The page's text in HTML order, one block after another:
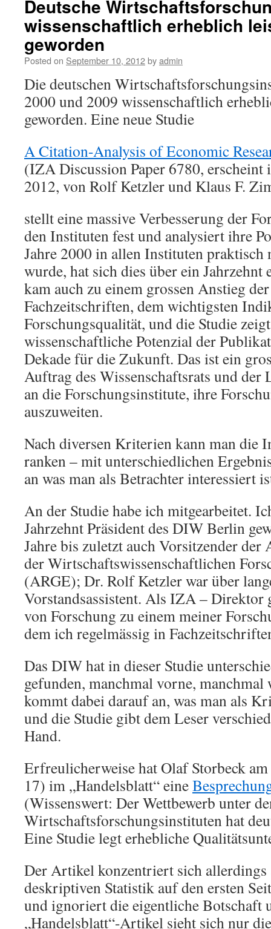
Deutsche
wissenschaftlich erheblich
geworden
Posted on September 10, 2012byadmin
Die deutschen
2000 und 2009 wissenschaftlich
geworden. Eine neue Studie
A Citation-Analysis of Economic
(IZA Discussion Paper 6780, erscheint
2012, von Rolf Ketzler und Klaus F.
stellt eine massive Verbesserung der
den Instituten fest und analysiert ihre
Jahre 2000 in allen Instituten
wurde, hat sich dies über ein Jahrzehnt
kam auch zu einem grossen Anstieg
Fachzeitschriften, dem wichtigsten
Forschungsqualität, und die Studie
wissenschaftliche Potenzial der
Dekade für die Zukunft. Das ist ein
Auftrag des Wissenschaftsrats und der
an die Forschungsinstitute, ihre
auszuweiten.
Nach diversen Kriterien kann man die
ranken – mit unterschiedlichen
an was man als Betrachter interessiert
An der Studie habe ich mitgearbeitet.
Jahrzehnt Präsident des DIW Berlin
Jahre bis zuletzt auch Vorsitzender der
der Wirtschaftswissenschaftlichen
(ARGE); Dr. Rolf Ketzler war über
Vorstandsassistent. Als IZA – Direktor
von Forschung zu einem meiner
dem ich regelmässig in
Das DIW hat in dieser Studie
gefunden, manchmal vorne, manchmal
kommt dabei darauf an, was man als
und die Studie gibt dem Leser
Hand.
Erfreulicherweise hat Olaf Storbeck
17) im „Handelsblatt“ eine
(Wissenswert: Der Wettbewerb unter
Wirtschaftsforschungsinstituten hat
Eine Studie legt erhebliche
Der Artikel konzentriert sich allerdings
deskriptiven Statistik auf den ersten
und ignoriert die eigentliche Botschaft
„Handelsblatt“-Artikel sieht sich nur